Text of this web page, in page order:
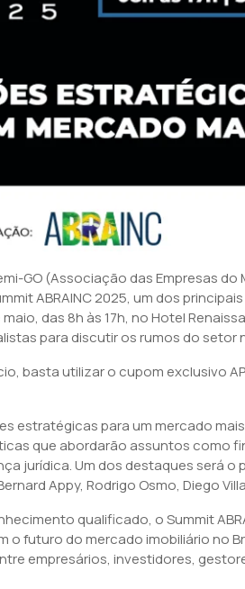
GO (Associação das Empresas
ABRAINC 2025, um dos
das 8h às 17h, no Hotel
para discutir os rumos do setor
basta utilizar o cupom exclusivo
estratégicas para um mercado
que abordarão assuntos como
jurídica. Um dos destaques será
Appy, Rodrigo Osmo, Diego
qualificado, o Summit
o futuro do mercado imobiliário no
empresários, investidores,